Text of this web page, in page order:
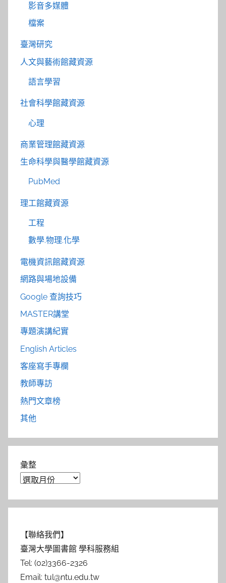
影音多媒體
檔案
臺灣研究
人文與藝術館藏資源
語言學習
社會科學館藏資源
心理
商業管理館藏資源
生命科學與醫學館藏資源
PubMed
理工館藏資源
工程
數學.物理.化學
電機資訊館藏資源
網路與場地設備
Google 查詢技巧
MASTER講堂
專題演講紀實
English Articles
客座寫手專欄
教師專訪
熱門文章榜
其他
彙整
【聯絡我們】
臺灣大學圖書館 學科服務組
Tel: (02)3366-2326
Email: tul@ntu.edu.tw